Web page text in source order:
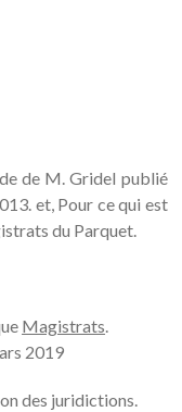
de M. Gridel publié
et, Pour ce qui est
du Parquet.
Magistrats.
2019
des juridictions.